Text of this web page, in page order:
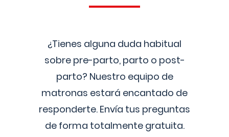
¿Tienes alguna duda habitual
sobre pre-parto, parto o post-
parto? Nuestro equipo de
matronas estará encantado de
responderte. Envía tus preguntas
de forma totalmente gratuita.